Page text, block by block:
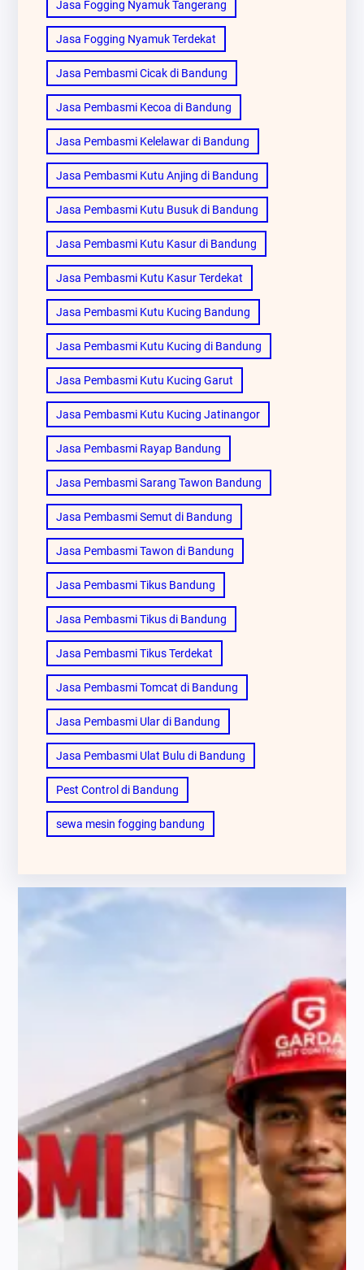
Jasa Fogging Nyamuk Tangerang
Jasa Fogging Nyamuk Terdekat
Jasa Pembasmi Cicak di Bandung
Jasa Pembasmi Kecoa di Bandung
Jasa Pembasmi Kelelawar di Bandung
Jasa Pembasmi Kutu Anjing di Bandung
Jasa Pembasmi Kutu Busuk di Bandung
Jasa Pembasmi Kutu Kasur di Bandung
Jasa Pembasmi Kutu Kasur Terdekat
Jasa Pembasmi Kutu Kucing Bandung
Jasa Pembasmi Kutu Kucing di Bandung
Jasa Pembasmi Kutu Kucing Garut
Jasa Pembasmi Kutu Kucing Jatinangor
Jasa Pembasmi Rayap Bandung
Jasa Pembasmi Sarang Tawon Bandung
Jasa Pembasmi Semut di Bandung
Jasa Pembasmi Tawon di Bandung
Jasa Pembasmi Tikus Bandung
Jasa Pembasmi Tikus di Bandung
Jasa Pembasmi Tikus Terdekat
Jasa Pembasmi Tomcat di Bandung
Jasa Pembasmi Ular di Bandung
Jasa Pembasmi Ulat Bulu di Bandung
Pest Control di Bandung
sewa mesin fogging bandung